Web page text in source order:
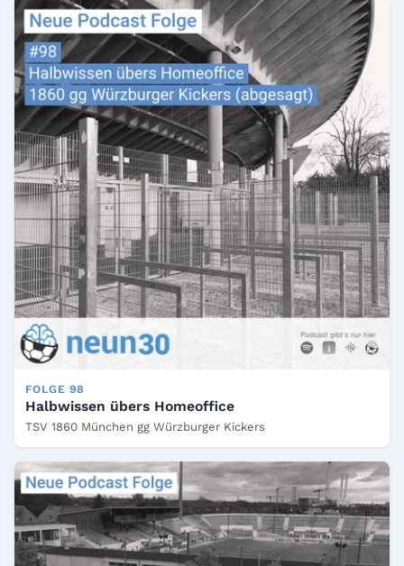
FOLGE 98
Halbwissen übers Homeoffice
TSV 1860 München gg Würzburger Kickers